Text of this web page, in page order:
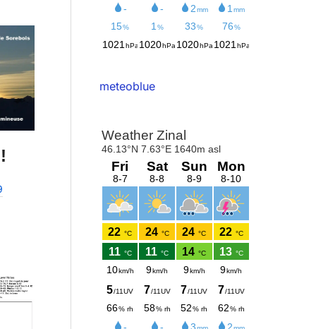
meteoblue